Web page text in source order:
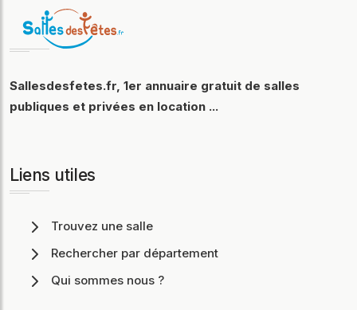
Sallesdesfetes.fr, 1er annuaire gratuit de salles
publiques et privées en location ...
Liens utiles
Trouvez une salle
Rechercher par département
Qui sommes nous ?